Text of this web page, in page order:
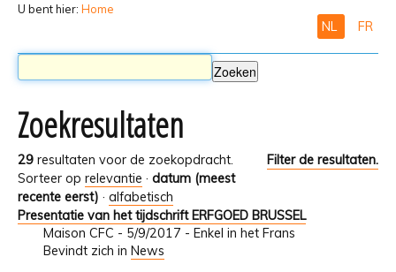
U bent hier: Home
NL FR
Zoekresultaten
29 resultaten voor de zoekopdracht.
Filter de resultaten.
Sorteer op relevantie · datum (meest
recente eerst) · alfabetisch
Presentatie van het tijdschrift ERFGOED BRUSSEL
Maison CFC - 5/9/2017 - Enkel in het Frans
Bevindt zich in News